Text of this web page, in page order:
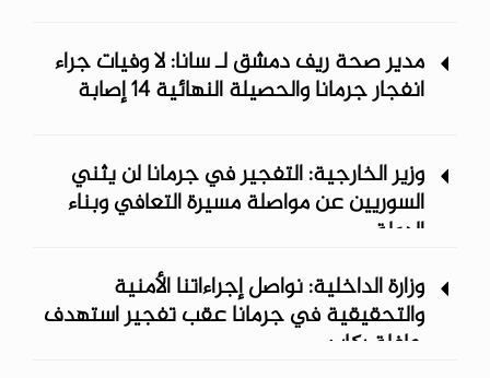
مدير صحة ريف دمشق لـ سانا: لا وفيات جراء
انفجار جرمانا والحصيلة النهائية 14 إصابة
وزير الخارجية: التفجير في جرمانا لن يثني
السوريين عن مواصلة مسيرة التعافي وبناء
الدولة
وزارة الداخلية: نواصل إجراءاتنا الأمنية
والتحقيقية في جرمانا عقب تفجير استهدف
حافلة ركاب